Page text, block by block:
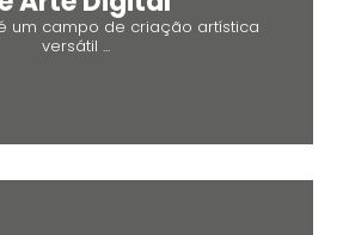
um campo de criação artística
versátil ...